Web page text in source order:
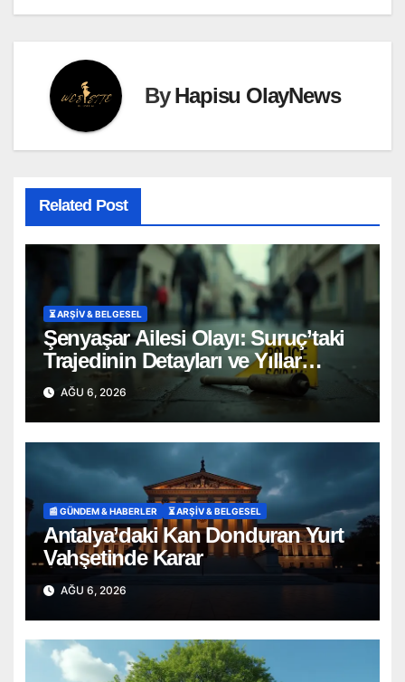
ByHapisu OlayNews
Related Post
⏳ ARŞİV & BELGESEL
Şenyaşar Ailesi Olayı: Suruç’taki
Trajedinin Detayları ve Yıllar
Süren Adalet Mücadelesi
AĞU 6, 2026
📰 GÜNDEM & HABERLER ⏳ ARŞİV & BELGESEL
Antalya’daki Kan Donduran Yurt
Vahşetinde Karar
AĞU 6, 2026